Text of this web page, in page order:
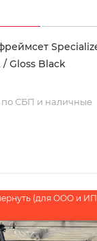
Gloss Black
по СБП и наличные
(для ООО и ИП